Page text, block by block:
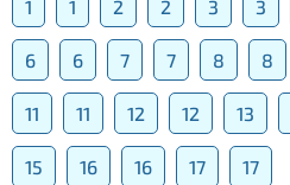
1 1 2 2 3 3
6 6 7 7 8 8
11 11 12 12 13
15 16 16 17 17